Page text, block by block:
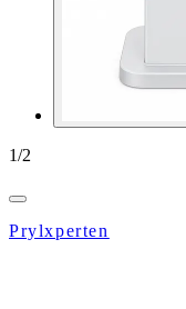
1/2
Prylxperten